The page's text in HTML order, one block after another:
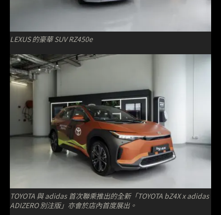
LEXUS 的豪華 SUV RZ450e
TOYOTA 與 adidas 首次聯乘推出的全新「TOYOTA bZ4X x adidas
ADIZERO 別注版」亦會於店內首度展出。